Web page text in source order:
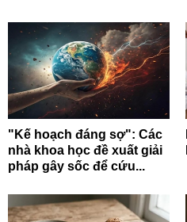
"Kế hoạch đáng sợ": Các
nhà khoa học đề xuất giải
pháp gây sốc để cứu...